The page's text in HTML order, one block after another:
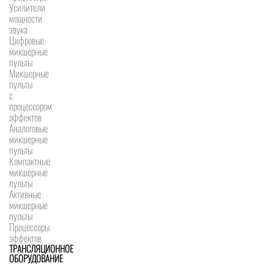
Усилители
мощности
звука
Цифровые
микшерные
пульты
Микшерные
пульты
с
процессором
эффектов
Аналоговые
микшерные
пульты
Компактные
микшерные
пульты
Активные
микшерные
пульты
Процессоры
эффектов
ТРАНСЛЯЦИОННОЕ
ОБОРУДОВАНИЕ